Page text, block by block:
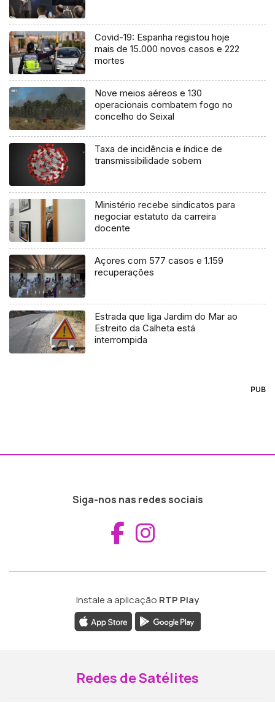
Covid-19: Espanha registou hoje
mais de 15.000 novos casos e 222
mortes
Nove meios aéreos e 130
operacionais combatem fogo no
concelho do Seixal
Taxa de incidência e índice de
transmissibilidade sobem
Ministério recebe sindicatos para
negociar estatuto da carreira
docente
Açores com 577 casos e 1.159
recuperações
Estrada que liga Jardim do Mar ao
Estreito da Calheta está
interrompida
PUB
Siga-nos nas redes sociais
Aceder ao
Instale a aplicação RTP Play
Redes de Satélites